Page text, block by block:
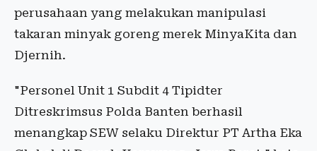
perusahaan yang melakukan manipulasi
takaran minyak goreng merek MinyaKita dan
Djernih.
"Personel Unit 1 Subdit 4 Tipidter
Ditreskrimsus Polda Banten berhasil
menangkap SEW selaku Direktur PT Artha Eka